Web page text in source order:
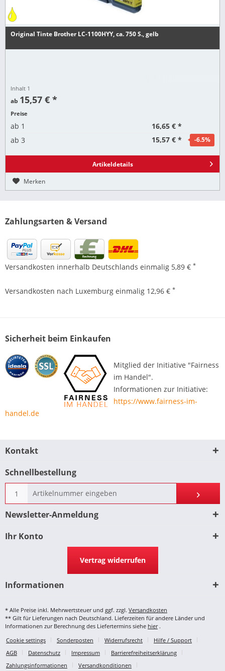
Original Tinte Brother LC-1100HYY, ca. 750 S., gelb
Inhalt 1
ab 15,57 € *
Preise
ab 1
16,65 € *
ab 3 15,57 € * -6.5%
Artikeldetails
Merken
Zahlungsarten & Versand
Versandkosten innerhalb Deutschlands einmalig 5,89 € *
Versandkosten nach Luxemburg einmalig 12,96 € *
Sicherheit beim Einkaufen
Mitglied der Initiative "Fairness
im Handel".
Informationen zur Initiative:
https://www.fairness-im-
handel.de
Kontakt
Schnellbestellung
Newsletter-Anmeldung
Ihr Konto
Vertrag widerrufen
Informationen
* Alle Preise inkl. Mehrwertsteuer und ggf. zzgl. Versandkosten
** Gilt für Lieferungen nach Deutschland. Lieferzeiten für andere Länder und
Informationen zur Berechnung des Liefertermins siehe hier.
Cookie settings
Sonderposten Widerrufsrecht
Hilfe / Support
AGB
Datenschutz Impressum
Barrierefreiheitserklärung
Zahlungsinformationen
Versandkonditionen